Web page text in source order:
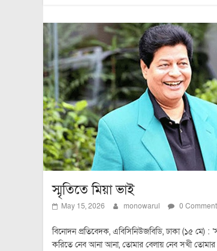
স্মৃতিতে মিয়া ভাই
May 15, 2026 monowarul 0
বিনোদন প্রতিবেদক, এবিসিনিউজবিডি, ঢাকা (১৫ মে) :
করিতে নেব আনা আনা, তোমার বেলায় নেব সখী তোমার